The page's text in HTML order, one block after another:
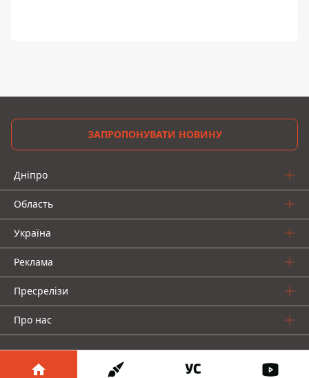
ЗАПРОПОНУВАТИ НОВИНУ
Дніпро
Область
Україна
Реклама
Пресрелізи
Про нас